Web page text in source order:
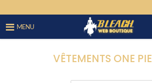
MENU
VÊTEMENTS ONE